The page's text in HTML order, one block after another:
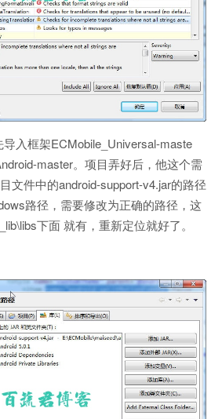
入框架ECMobile_Universal-maste
master。项目弄好后，他这个需
文件中的android-support-v4.jar的路径
路径，需要修改为正确的路径，这
下面 就有，重新定位就好了。